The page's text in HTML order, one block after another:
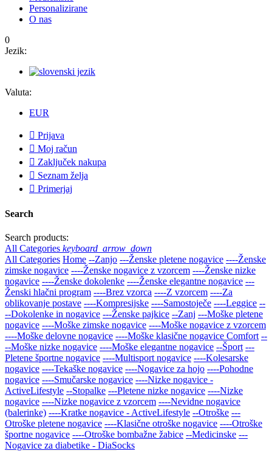
Personalizirane
O nas
0
Jezik:
Valuta:
EUR
 Prijava
 Moj račun
 Zaključek nakupa
 Seznam želja
 Primerjaj
Search
Search products:
All Categories keyboard_arrow_down
All Categories Home --Zanjo ---Ženske pletene nogavice ----Ženske
zimske nogavice ----Ženske nogavice z vzorcem ----Ženske nizke
nogavice ----Ženske dokolenke ----Ženske elegantne nogavice ---
Ženski hlačni program ----Brez vzorca ----Z vzorcem ----Za
oblikovanje postave ----Kompresijske ----Samostoječe ----Leggice --
--Dokolenke in nogavice ---Ženske pajkice --Zanj ---Moške pletene
nogavice ----Moške zimske nogavice ----Moške nogavice z vzorcem
----Moške delovne nogavice ----Moške klasične nogavice Comfort --
--Moške nizke nogavice ----Moške elegantne nogavice --Šport ---
Pletene športne nogavice ----Multisport nogavice ----Kolesarske
nogavice ----Tekaške nogavice ----Nogavice za hojo ----Pohodne
nogavice ----Smučarske nogavice ----Nizke nogavice -
ActiveLifestyle --Stopalke ---Pletene nizke nogavice ----Nizke
nogavice ----Nizke nogavice z vzorcem ----Nevidne nogavice
(balerinke) ----Kratke nogavice - ActiveLifestyle --Otroške ---
Otroške pletene nogavice ----Klasične otroške nogavice ----Otroške
športne nogavice ----Otroške bombažne žabice --Medicinske ---
Nogavice za diabetike - DiaSocks